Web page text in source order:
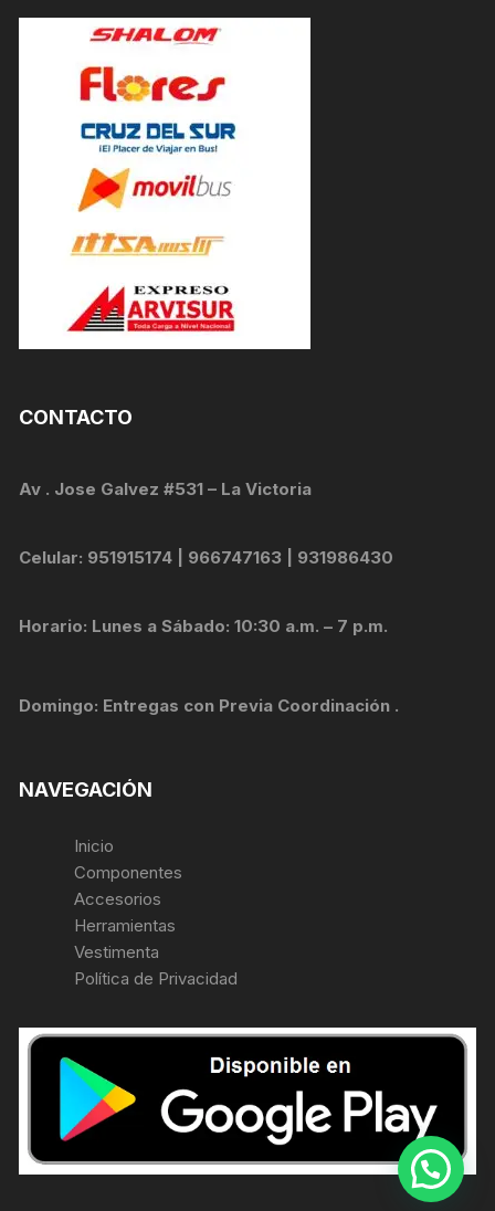
CONTACTO
Av . Jose Galvez #531 – La Victoria
Celular: 951915174 | 966747163 | 931986430
Horario: Lunes a Sábado: 10:30 a.m. – 7 p.m.
Domingo: Entregas con Previa Coordinación .
NAVEGACIÓN
Inicio
Componentes
Accesorios
Herramientas
Vestimenta
Política de Privacidad